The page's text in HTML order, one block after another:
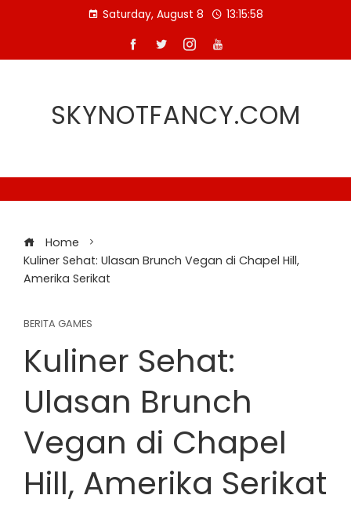
Saturday, August 8 13:15:58
SKYNOTFANCY.COM
Home
Kuliner Sehat: Ulasan Brunch Vegan di Chapel Hill,
Amerika Serikat
BERITA GAMES
Kuliner Sehat:
Ulasan Brunch
Vegan di Chapel
Hill, Amerika Serikat